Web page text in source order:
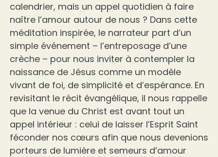
calendrier, mais un appel quotidien à faire
naître l’amour autour de nous ? Dans cette
méditation inspirée, le narrateur part d’un
simple événement – l’entreposage d’une
crèche – pour nous inviter à contempler la
naissance de Jésus comme un modèle
vivant de foi, de simplicité et d’espérance. En
revisitant le récit évangélique, il nous rappelle
que la venue du Christ est avant tout un
appel intérieur : celui de laisser l’Esprit Saint
féconder nos cœurs afin que nous devenions
porteurs de lumière et semeurs d’amour